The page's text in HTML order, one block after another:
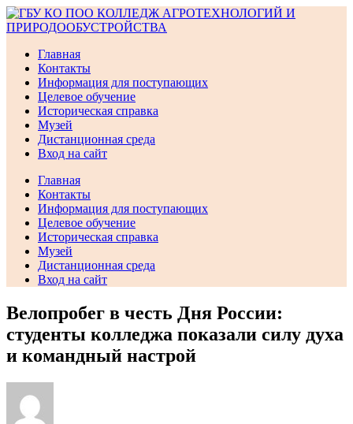
Перейти
к
Главная
Контакты
Информация для поступающих
Целевое обучение
Историческая справка
Музей
Дистанционная среда
Вход на сайт
Главная
Контакты
Информация для поступающих
Целевое обучение
Историческая справка
Музей
Дистанционная среда
Вход на сайт
Велопробег в честь Дня России:
студенты колледжа показали силу духа
и командный настрой